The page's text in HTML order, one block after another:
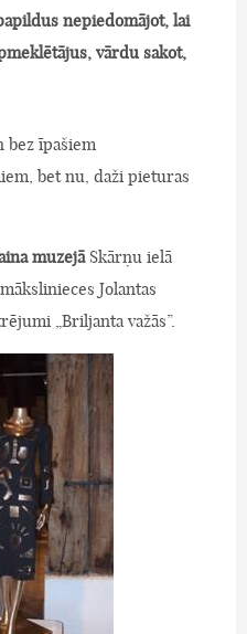
nepiedomājot, lai
vārdu sakot,
bez īpašiem
bet nu, daži pieturas
muzejāSkārņu ielā
Jolantas
„Briljanta važās”.